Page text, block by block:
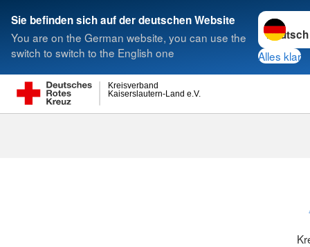
Sie befinden sich auf der deutschen Website
You are on the German website, you can use the
switch to switch to the English one
Sprache
Alles klar
Kaiserslautern-Land e.V.
Kreisverband
Suche